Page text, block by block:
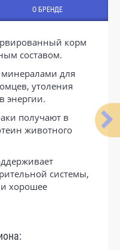
О БРЕНДЕ
корм
составом.
для
утоления
энергии.
получают в
животного
системы,
хорошее